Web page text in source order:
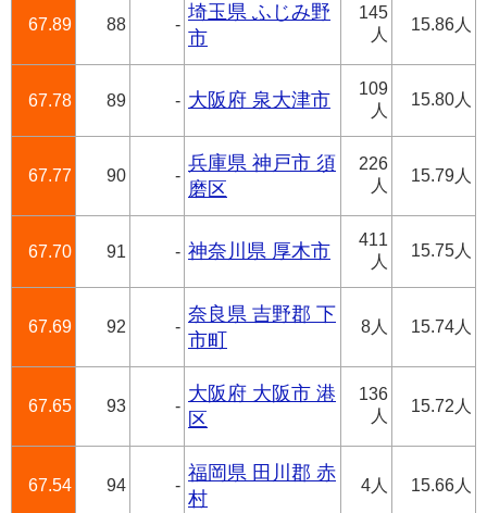
67.89 88 -
埼玉県 ふじみ野
市
145
人
15.86人
67.78 89 - 大阪府 泉大津市
109
人
15.80人
67.77 90 -
兵庫県 神戸市 須
磨区
226
人
15.79人
67.70 91 - 神奈川県 厚木市
411
人
15.75人
67.69 92 -
奈良県 吉野郡 下
市町
8人 15.74人
67.65 93 -
大阪府 大阪市 港
区
136
人
15.72人
67.54 94 -
福岡県 田川郡 赤
村
4人 15.66人